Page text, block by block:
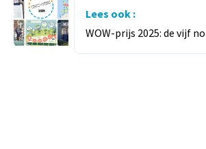
Lees ook :
WOW-prijs 2025: de vijf